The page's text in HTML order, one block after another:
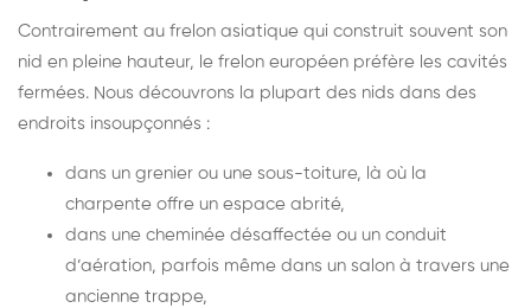
Contrairement au frelon asiatique qui construit souvent son
nid en pleine hauteur, le frelon européen préfère les cavités
fermées. Nous découvrons la plupart des nids dans des
endroits insoupçonnés :
dans un grenier ou une sous-toiture, là où la
charpente offre un espace abrité,
dans une cheminée désaffectée ou un conduit
d’aération, parfois même dans un salon à travers une
ancienne trappe,